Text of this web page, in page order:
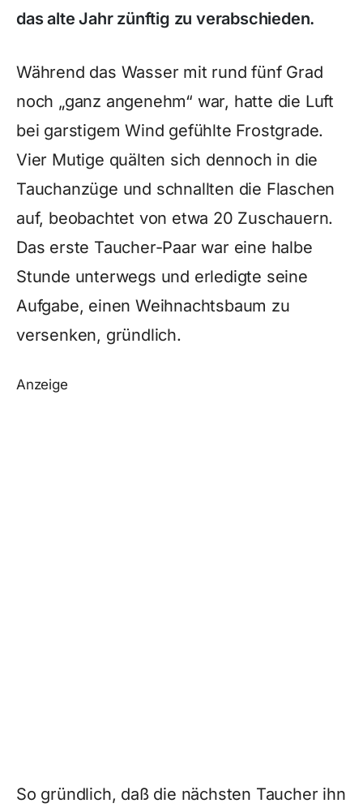
das alte Jahr zünftig zu verabschieden.
Während das Wasser mit rund fünf Grad
noch „ganz angenehm“ war, hatte die Luft
bei garstigem Wind gefühlte Frostgrade.
Vier Mutige quälten sich dennoch in die
Tauchanzüge und schnallten die Flaschen
auf, beobachtet von etwa 20 Zuschauern.
Das erste Taucher-Paar war eine halbe
Stunde unterwegs und erledigte seine
Aufgabe, einen Weihnachtsbaum zu
versenken, gründlich.
Anzeige
So gründlich, daß die nächsten Taucher ihn